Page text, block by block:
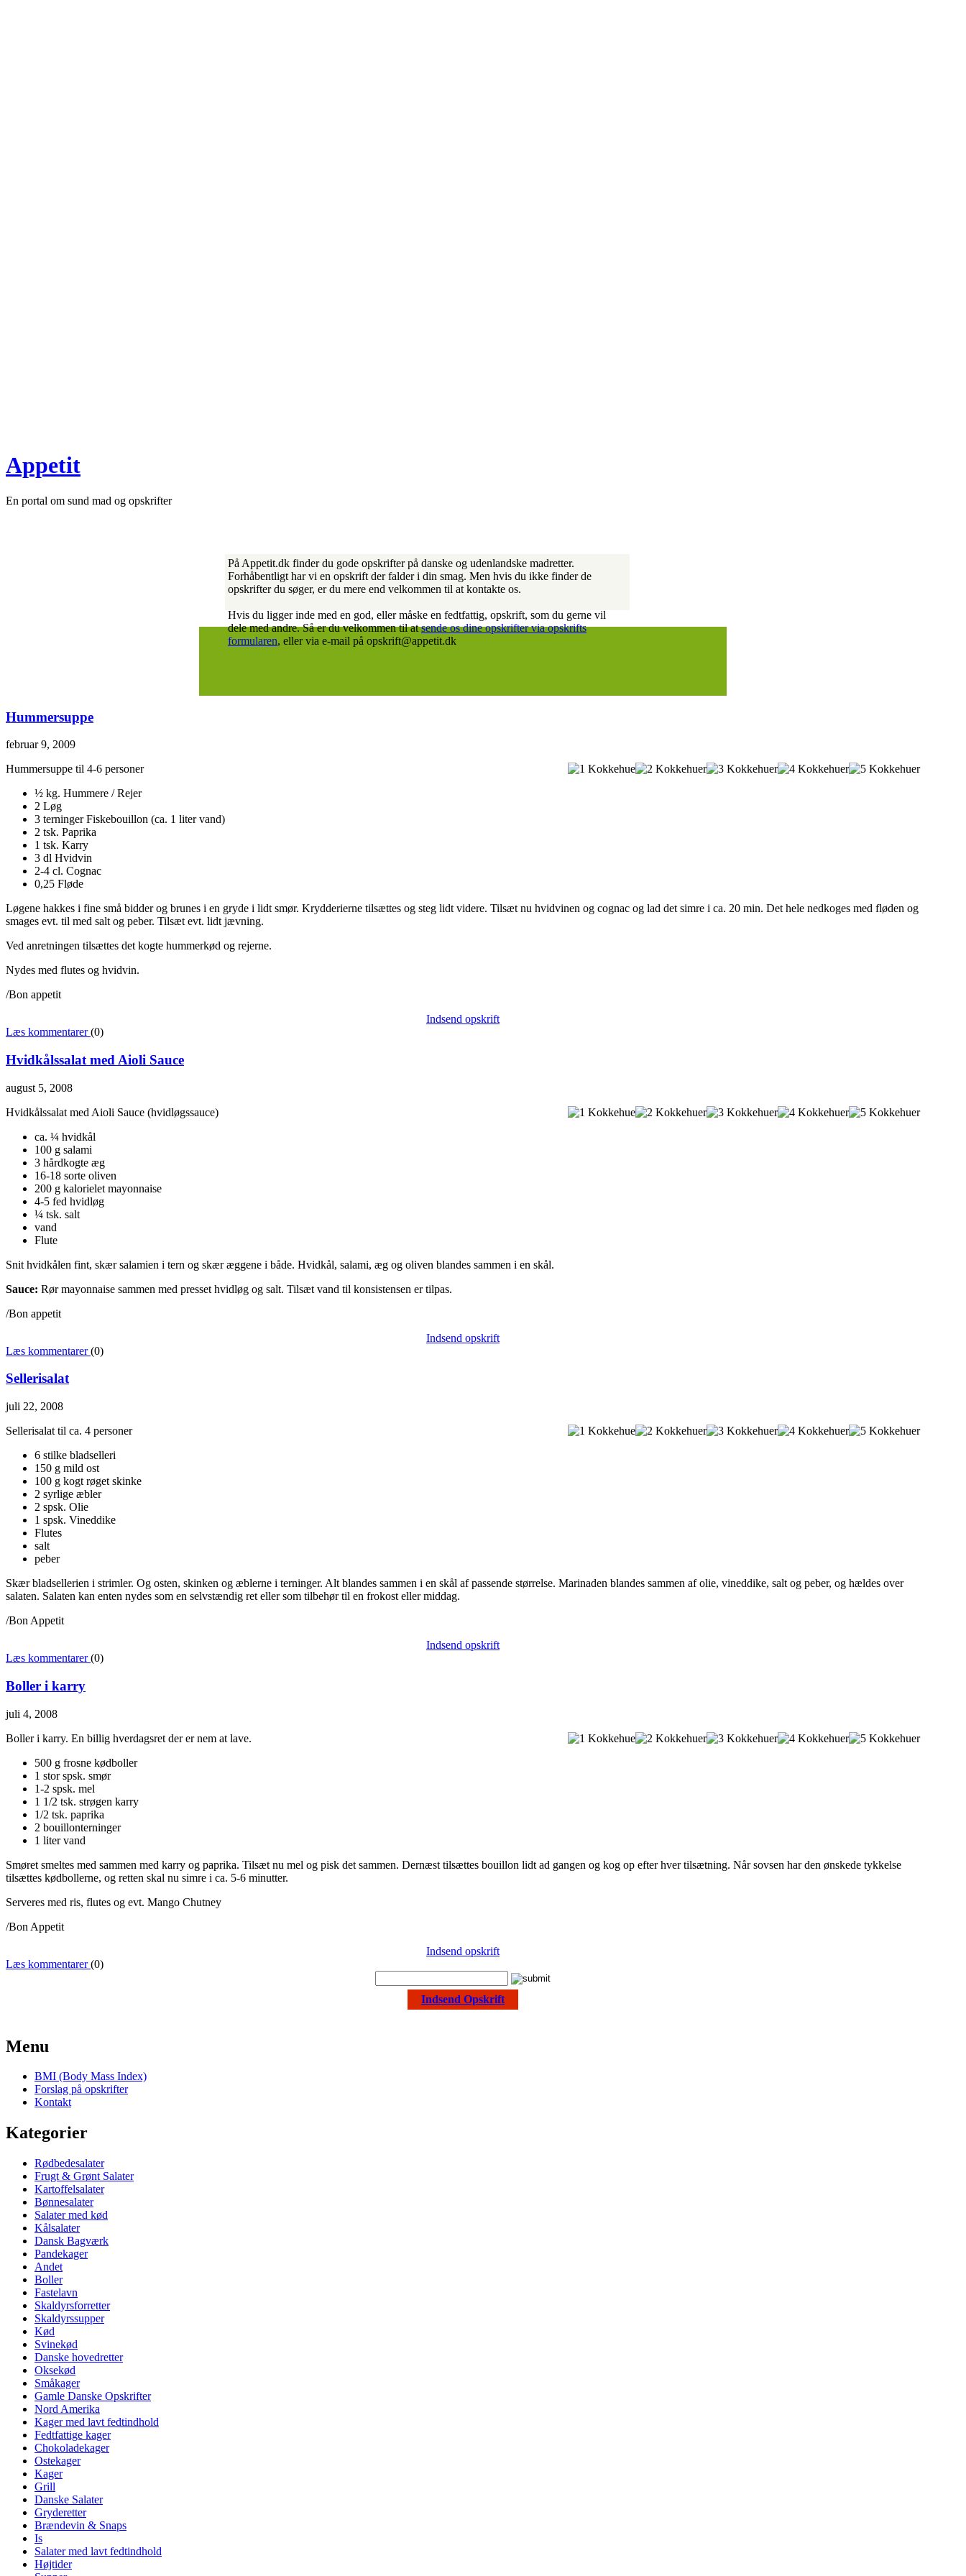
Appetit
En portal om sund mad og opskrifter
På Appetit.dk finder du gode opskrifter på danske og udenlandske madretter.
Forhåbentligt har vi en opskrift der falder i din smag. Men hvis du ikke finder de
opskrifter du søger, er du mere end velkommen til at kontakte os.
Hvis du ligger inde med en god, eller måske en fedtfattig, opskrift, som du gerne vil
dele med andre. Så er du velkommen til atsende os dine opskrifter via opskrifts
formularen, eller via e-mail på opskrift@appetit.dk
Hummersuppe
februar 9, 2009
Hummersuppe til 4-6 personer
½ kg. Hummere / Rejer
2 Løg
3 terninger Fiskebouillon (ca. 1 liter vand)
2 tsk. Paprika
1 tsk. Karry
3 dl Hvidvin
2-4 cl. Cognac
0,25 Fløde
Løgene hakkes i fine små bidder og brunes i en gryde i lidt smør. Krydderierne tilsættes og steg lidt videre. Tilsæt nu hvidvinen og cognac og lad det simre i ca. 20 min. Det hele nedkoges med fløden og
smages evt. til med salt og peber. Tilsæt evt. lidt jævning.
Ved anretningen tilsættes det kogte hummerkød og rejerne.
Nydes med flutes og hvidvin.
/Bon appetit
Indsend opskrift
Læs kommentarer(0)
Hvidkålssalat med Aioli Sauce
august 5, 2008
Hvidkålssalat med Aioli Sauce (hvidløgssauce)
ca. ¼ hvidkål
100 g salami
3 hårdkogte æg
16-18 sorte oliven
200 g kalorielet mayonnaise
4-5 fed hvidløg
¼ tsk. salt
vand
Flute
Snit hvidkålen fint, skær salamien i tern og skær æggene i både. Hvidkål, salami, æg og oliven blandes sammen i en skål.
Sauce: Rør mayonnaise sammen med presset hvidløg og salt. Tilsæt vand til konsistensen er tilpas.
/Bon appetit
Indsend opskrift
Læs kommentarer(0)
Sellerisalat
juli 22, 2008
Sellerisalat til ca. 4 personer
6 stilke bladselleri
150 g mild ost
100 g kogt røget skinke
2 syrlige æbler
2 spsk. Olie
1 spsk. Vineddike
Flutes
salt
peber
Skær bladsellerien i strimler. Og osten, skinken og æblerne i terninger. Alt blandes sammen i en skål af passende størrelse. Marinaden blandes sammen af olie, vineddike, salt og peber, og hældes over
salaten. Salaten kan enten nydes som en selvstændig ret eller som tilbehør til en frokost eller middag.
/Bon Appetit
Indsend opskrift
Læs kommentarer(0)
Boller i karry
juli 4, 2008
Boller i karry. En billig hverdagsret der er nem at lave.
500 g frosne kødboller
1 stor spsk. smør
1-2 spsk. mel
1 1/2 tsk. strøgen karry
1/2 tsk. paprika
2 bouillonterninger
1 liter vand
Smøret smeltes med sammen med karry og paprika. Tilsæt nu mel og pisk det sammen. Dernæst tilsættes bouillon lidt ad gangen og kog op efter hver tilsætning. Når sovsen har den ønskede tykkelse
tilsættes kødbollerne, og retten skal nu simre i ca. 5-6 minutter.
Serveres med ris, flutes og evt. Mango Chutney
/Bon Appetit
Indsend opskrift
Læs kommentarer(0)
Indsend Opskrift
Menu
BMI (Body Mass Index)
Forslag på opskrifter
Kontakt
Kategorier
Rødbedesalater
Frugt & Grønt Salater
Kartoffelsalater
Bønnesalater
Salater med kød
Kålsalater
Dansk Bagværk
Pandekager
Andet
Boller
Fastelavn
Skaldyrsforretter
Skaldyrssupper
Kød
Svinekød
Danske hovedretter
Oksekød
Småkager
Gamle Danske Opskrifter
Nord Amerika
Kager med lavt fedtindhold
Fedtfattige kager
Chokoladekager
Ostekager
Kager
Grill
Danske Salater
Gryderetter
Brændevin & Snaps
Is
Salater med lavt fedtindhold
Højtider